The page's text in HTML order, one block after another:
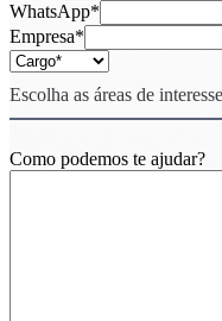
WhatsApp*
Empresa*
Escolha as áreas de
Como podemos te ajudar?